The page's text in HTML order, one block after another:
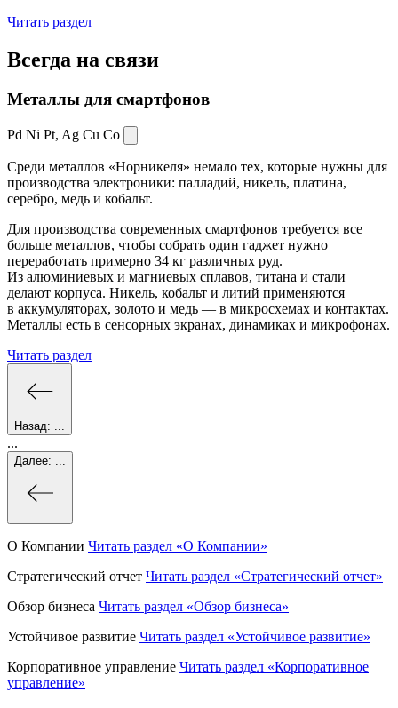
Читать раздел
Всегда на связи
Металлы для смартфонов
Pd Ni Pt, Ag Cu Co
Среди металлов «Норникеля» немало тех, которые нужны для
производства электроники: палладий, никель, платина,
серебро, медь и кобальт.
Для производства современных смартфонов требуется все
больше металлов, чтобы собрать один гаджет нужно
переработать примерно 34 кг различных руд.
Из алюминиевых и магниевых сплавов, титана и стали
делают корпуса. Никель, кобальт и литий применяются
в аккумуляторах, золото и медь — в микросхемах и контактах.
Металлы есть в сенсорных экранах, динамиках и микрофонах.
Читать раздел
Назад:
...
Далее:
О Компании Читать раздел «О Компании»
Стратегический отчет Читать раздел «Стратегический отчет»
Обзор бизнеса Читать раздел «Обзор бизнеса»
Устойчивое развитие Читать раздел «Устойчивое развитие»
Корпоративное управление Читать раздел «Корпоративное
управление»